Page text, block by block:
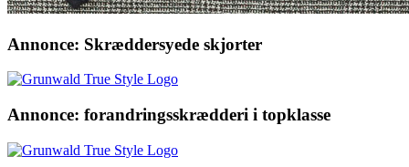
Annonce: Skræddersyede skjorter
Annonce: forandringsskrædderi i topklasse